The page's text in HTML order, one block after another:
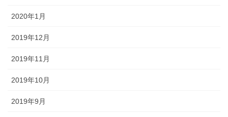
2020年1月
2019年12月
2019年11月
2019年10月
2019年9月